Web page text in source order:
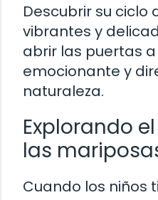
Descubrir su ciclo
vibrantes y
abrir las puertas
emocionante y
naturaleza.
Explorando
las
Cuando los niños